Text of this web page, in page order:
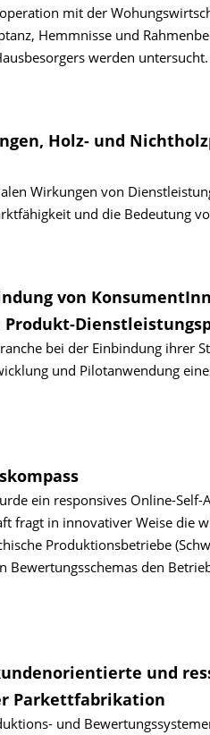
mit der
Hemmnisse und
werden untersucht.
Holz- und
Wirkungen von
und die Bedeutung
von
bei der Einbindung ihrer
und Pilotanwendung
ein responsives Online-
fragt in innovativer Weise die
Produktionsbetriebe
Bewertungsschemas den
und
Parkettfabrikation
und